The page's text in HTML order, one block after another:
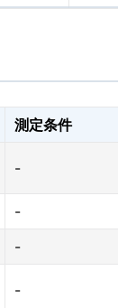
測定条件
-
-
-
-